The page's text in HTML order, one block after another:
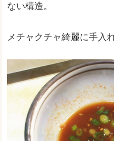
ない構造。
メチャクチャ綺麗に手入